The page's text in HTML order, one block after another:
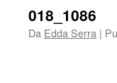
018_1086
Da Edda Serra |